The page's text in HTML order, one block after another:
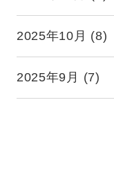
2025年10月 (8)
2025年9月 (7)